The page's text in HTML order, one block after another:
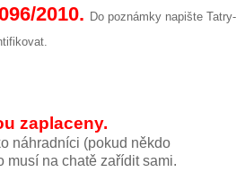
2010. Do poznámky napište Tatry-
zaplaceny.
náhradníci (pokud někdo
musí na chatě zařídit sami.